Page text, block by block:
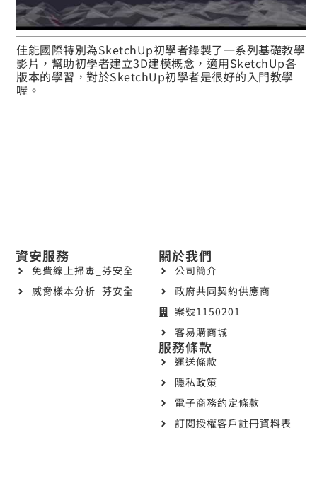
佳能國際特別為SketchUp初學者錄製了一系列基礎教學
影片，幫助初學者建立3D建模概念，適用SketchUp各
版本的學習，對於SketchUp初學者是很好的入門教學
喔。
關於我們
公司簡介
政府共同契約供應商
案號1150201
客易購商城
資安服務
免費線上掃毒_芬安全
威脅樣本分析_芬安全
服務條款
運送條款
隱私政策
電子商務約定條款
訂閱授權客戶註冊資料表